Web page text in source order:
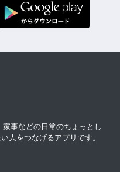
事などの日常のちょっとし
人をつなげるアプリです。